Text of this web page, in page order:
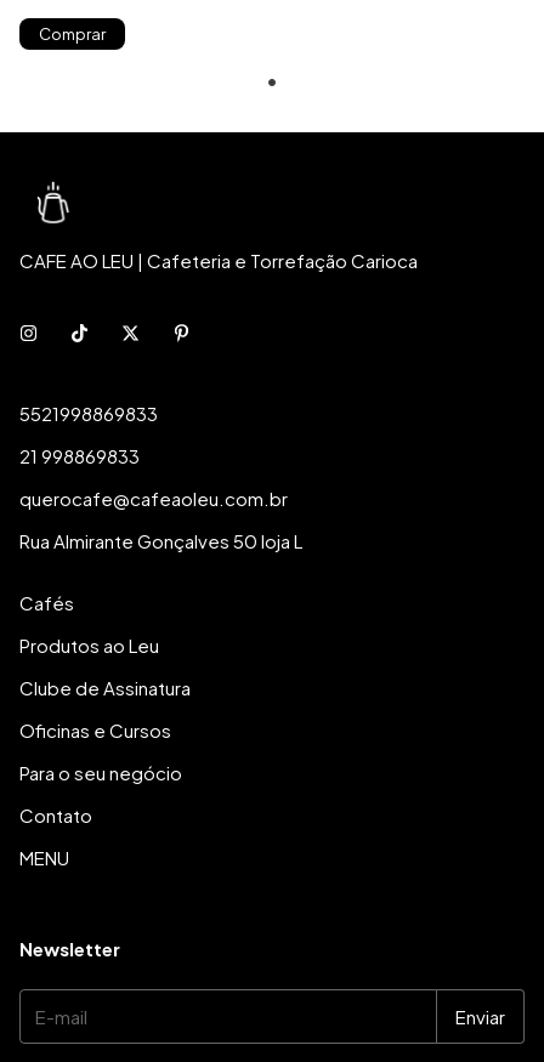
Comprar
CAFE AO LEU | Cafeteria e Torrefação Carioca
5521998869833
21 998869833
querocafe@cafeaoleu.com.br
Rua Almirante Gonçalves 50 loja L
Cafés
Produtos ao Leu
Clube de Assinatura
Oficinas e Cursos
Para o seu negócio
Contato
MENU
Newsletter